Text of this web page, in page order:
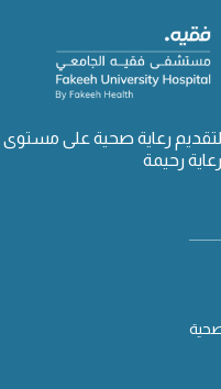
رعاية صحية على مستوى
رحيمة